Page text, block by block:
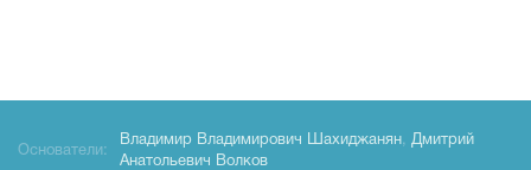
Основатели:
Владимир Владимирович Шахиджанян, Дмитрий
Анатольевич Волков